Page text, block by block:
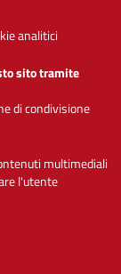
analitici
sito tramite
di condivisione
multimediali
l'utente